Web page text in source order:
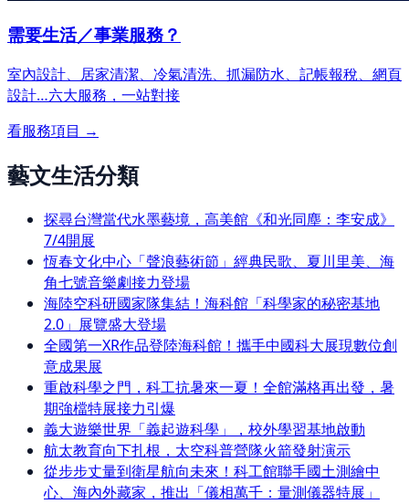
需要生活／事業服務？
室內設計、居家清潔、冷氣清洗、抓漏防水、記帳報稅、網頁
設計…六大服務，一站對接
看服務項目 →
藝文生活分類
探尋台灣當代水墨藝境，高美館《和光同塵：李安成》
7/4開展
恆春文化中心「聲浪藝術節」經典民歌、夏川里美、海
角七號音樂劇接力登場
海陸空科研國家隊集結！海科館「科學家的秘密基地
2.0」展覽盛大登場
全國第一XR作品登陸海科館！攜手中國科大展現數位創
意成果展
重啟科學之門，科工抗暑來一夏！全館滿格再出發，暑
期強檔特展接力引爆
義大遊樂世界「義起遊科學」，校外學習基地啟動
航太教育向下扎根，太空科普營隊火箭發射演示
從步步丈量到衛星航向未來！科工館聯手國土測繪中
心、海內外藏家，推出「儀相萬千：量測儀器特展」